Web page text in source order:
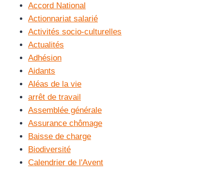
Accord National
Actionnariat salarié
Activités socio-culturelles
Actualités
Adhésion
Aidants
Aléas de la vie
arrêt de travail
Assemblée générale
Assurance chômage
Baisse de charge
Biodiversité
Calendrier de l'Avent